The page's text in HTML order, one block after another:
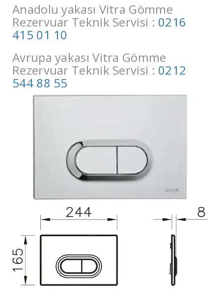
Anadolu yakası Vitra Gömme
Rezervuar Teknik Servisi : 0216
415 01 10
Avrupa yakası Vitra Gömme
Rezervuar Teknik Servisi : 0212
544 88 55